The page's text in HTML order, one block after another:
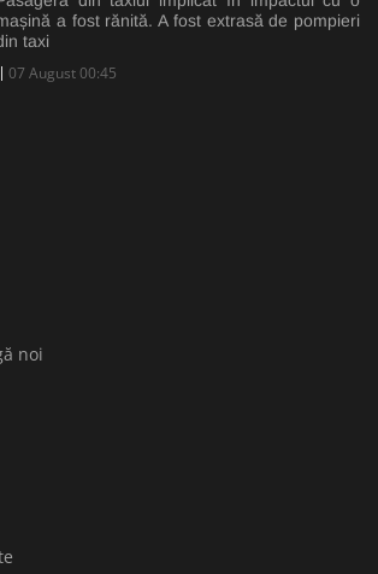
a fost rănită. A fost extrasă de pompieri
taxi
07 August 00:45
noi